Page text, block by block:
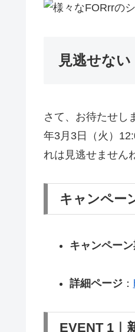
見逃せな
さて、お待たせし
年3月3日（火）
れは見逃せません
キャンペー
キャンペーン
詳細ページ：
EVENT 1｜